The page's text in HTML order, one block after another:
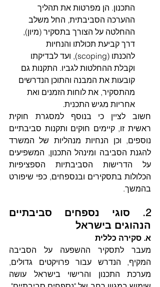
התכנון. הן מפרטות את תהליך
ההערכה הסביבתית, החל משלב
ההחלטה על הצורך בתסקיר (מיון),
דרך קביעת תכולתו והנחיות
להכנתו (scoping), ועד לבדיקתו
וקבלת ההחלטות לגביו. התקנות גם
קובעות את המבנה והתוכן הנדרשים
מהתסקיר, את לוחות הזמנים ואת
אחריות מגיש התכנית.
בהמשך.
הנהוגים בישראל
א. סקירה כללית